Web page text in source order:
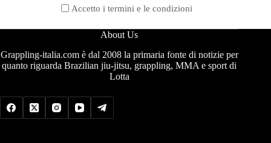
Accetto i termini e le condizioni
About Us
Grappling-italia.com è dal 2008 la primaria fonte di notizie per
quanto riguarda Brazilian jiu-jitsu, grappling, MMA e sport di
Lotta